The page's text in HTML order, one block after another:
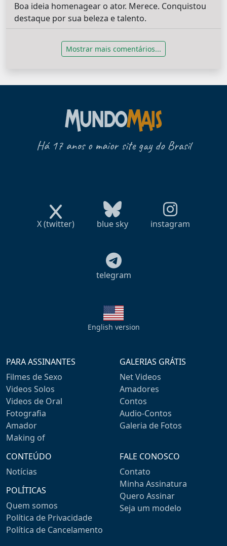
Boa ideia homenagear o ator. Merece. Conquistou
destaque por sua beleza e talento.
Mostrar mais comentários...
Há 17 anos o maior site gay do Brasil
X (twitter) blue sky instagram
telegram
English version
PARA ASSINANTES
Filmes de Sexo
Videos Solos
Videos de Oral
Fotografia
Amador
Making of
GALERIAS GRÁTIS
Net Videos
Amadores
Contos
Audio-Contos
Galeria de Fotos
CONTEÚDO
Notícias
POLÍTICAS
Quem somos
Política de Privacidade
Política de Cancelamento
FALE CONOSCO
Contato
Minha Assinatura
Quero Assinar
Seja um modelo